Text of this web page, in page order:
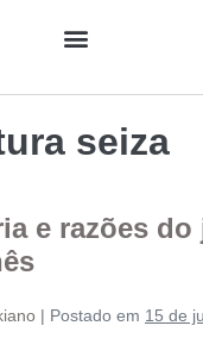
seiza
e razões do
| Postado em 15 de